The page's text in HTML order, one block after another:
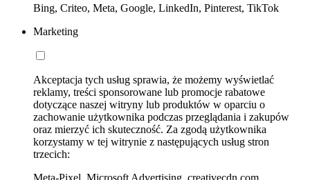
Bing, Criteo, Meta, Google, LinkedIn, Pinterest, TikTok
Marketing
Akceptacja tych usług sprawia, że możemy wyświetlać
reklamy, treści sponsorowane lub promocje rabatowe
dotyczące naszej witryny lub produktów w oparciu o
zachowanie użytkownika podczas przeglądania i zakupów
oraz mierzyć ich skuteczność. Za zgodą użytkownika
korzystamy w tej witrynie z następujących usług stron
trzecich:
Meta-Pixel, Microsoft Advertising, creativecdn.com